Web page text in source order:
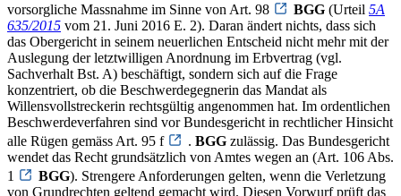
vorsorgliche Massnahme im Sinne von Art. 98
BGG (Urteil 5A
635/2015 vom 21. Juni 2016 E. 2). Daran ändert nichts, dass sich
das Obergericht in seinem neuerlichen Entscheid nicht mehr mit der
Auslegung der letztwilligen Anordnung im Erbvertrag (vgl.
Sachverhalt Bst. A) beschäftigt, sondern sich auf die Frage
konzentriert, ob die Beschwerdegegnerin das Mandat als
Willensvollstreckerin rechtsgültig angenommen hat. Im ordentlichen
Beschwerdeverfahren sind vor Bundesgericht in rechtlicher Hinsicht
alle Rügen gemäss Art. 95 f
. BGG zulässig. Das Bundesgericht
wendet das Recht grundsätzlich von Amtes wegen an (Art. 106 Abs.
1
BGG). Strengere Anforderungen gelten, wenn die Verletzung
von Grundrechten geltend gemacht wird. Diesen Vorwurf prüft das